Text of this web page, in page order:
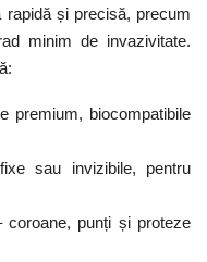
rapidă și precisă, precum
minim de invazivitate.
premium, biocompatibile
sau invizibile, pentru
punți și proteze